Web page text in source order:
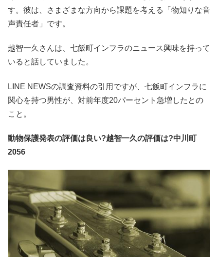
す。彼は、さまざまな方向から課題を考える「物知りな音
声責任者」です。
越智一久さんは、七飯町インフラのニュース興味を持って
いると話していました。
LINE NEWSの調査資料の引用ですが、七飯町インフラに
関心を持つ男性が、対前年度20パーセント急増したとの
こと。
動物保護発表の評価は良い?越智一久の評価は?中川町
2056